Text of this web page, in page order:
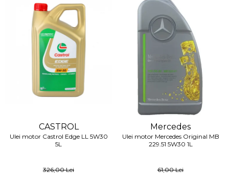
CASTROL
Ulei motor Castrol Edge LL 5W30
5L
326,00 Lei
Mercedes
Ulei motor Mercedes Original MB
229.51 5W30 1L
61,00 Lei